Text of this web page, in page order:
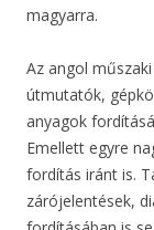
magyarra.
Az angol
útmutatók,
anyagok
Emellett egyre
fordítás iránt is.
zárójelentések,